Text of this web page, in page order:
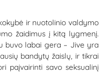
ir nuotolinio valdymo
žaidimus į kitą lygmenį.
buvo labai gera – Jive yra
bandytų žaislų, ir tikrai
paįvairinti savo seksualinį